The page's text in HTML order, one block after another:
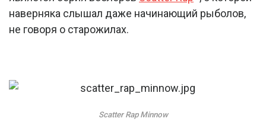
наверняка слышал даже начинающий рыболов,
не говоря о старожилах.
Scatter Rap Minnow